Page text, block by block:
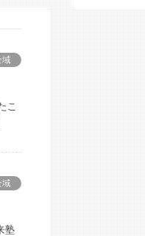
域
こ
域
塾